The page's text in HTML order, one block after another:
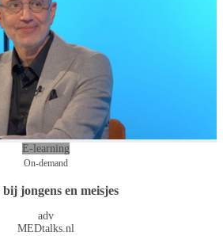
E-learning
On-demand
jongens en meisjes
adv
MEDtalks.nl